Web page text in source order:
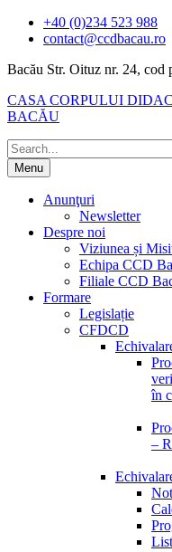
Skip
+40 (0)234 523 988
contact@ccdbacau.ro
Bacău Str. Oituz nr. 24, cod
CASA CORPULUI
BACĂU
Search
for:Menu
Anunţuri
Newsletter
Despre noi
Viziunea și
Echipa CCD
Filiale CCD
Formare
Legislație
CFDCD
în
–